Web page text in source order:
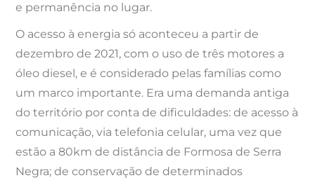
e permanência no lugar.
O acesso à energia só aconteceu a partir de
dezembro de 2021, com o uso de três motores a
óleo diesel, e é considerado pelas famílias como
um marco importante. Era uma demanda antiga
do território por conta de dificuldades: de acesso à
comunicação, via telefonia celular, uma vez que
estão a 80km de distância de Formosa de Serra
Negra; de conservação de determinados